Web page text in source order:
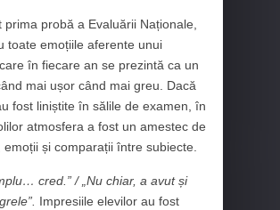
prima probă a Evaluării Naționale,
toate emoțiile aferente unui
în fiecare an se prezintă ca un
mai ușor când mai greu. Dacă
fost liniștite în sălile de examen, în
atmosfera a fost un amestec de
emoții și comparații între subiecte.
cred.” / „Nu chiar, a avut și
Impresiile elevilor au fost